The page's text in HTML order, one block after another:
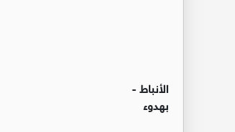
الأنباط -
بهدوء